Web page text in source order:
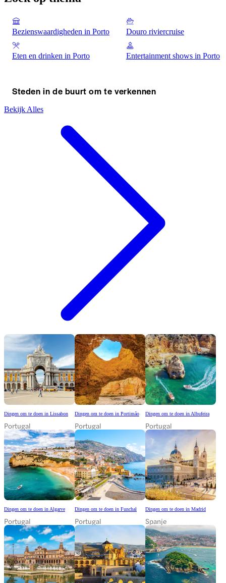
Bezienswaardigheden in Porto Douro riviercruise
Eten en drinken in Porto Entertainment shows in Porto
Steden in de buurt om te verkennen
Bekijk Alles
Dingen om te doen in Lissabon
Portugal
Dingen om te doen in Portimão
Portugal
Dingen om te doen in Albufeira
Portugal
Dingen om te doen in Algarve
Portugal
Dingen om te doen in Funchal
Portugal
Dingen om te doen in Madrid
Spanje